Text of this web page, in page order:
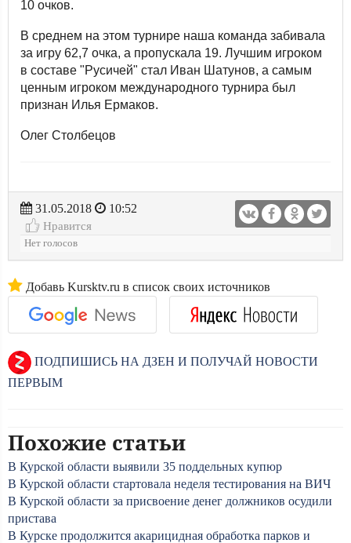
10 очков.
В среднем на этом турнире наша команда забивала
за игру 62,7 очка, а пропускала 19. Лучшим игроком
в составе "Русичей" стал Иван Шатунов, а самым
ценным игроком международного турнира был
признан Илья Ермаков.
Олег Столбецов
31.05.2018
10:52
Нравится
Нет голосов
Добавь Kursktv.ru в список своих источников
ПОДПИШИСЬ НА ДЗЕН И ПОЛУЧАЙ НОВОСТИ
ПЕРВЫМ
Похожие статьи
В Курской области выявили 35 поддельных купюр
В Курской области стартовала неделя тестирования на ВИЧ
В Курской области за присвоение денег должников осудили
пристава
В Курске продолжится акарицидная обработка парков и